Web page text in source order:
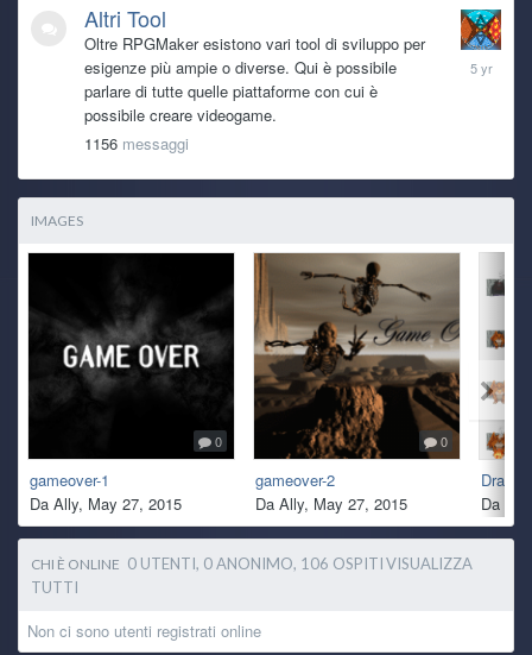
Altri Tool
Oltre RPGMaker esistono vari tool di sviluppo per
esigenze più ampie o diverse. Qui è possibile
parlare di tutte quelle piattaforme con cui è
possibile creare videogame.
1156 messaggi
June
19,
IMAGES
0
gameover-1
Da Ally, May 27, 2015
0
gameover-2
Da Ally, May 27, 2015
Drago
Da
CHI È ONLINE 0 UTENTI, 0 ANONIMO, 106 OSPITIVISUALIZZA
TUTTI
Non ci sono utenti registrati online